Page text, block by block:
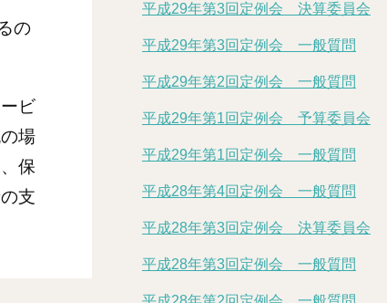
の
ビ
場
保
支
平成29年第3回定例会 決算委員会
平成29年第3回定例会 一般質問
平成29年第2回定例会 一般質問
平成29年第1回定例会 予算委員会
平成29年第1回定例会 一般質問
平成28年第4回定例会 一般質問
平成28年第3回定例会 決算委員会
平成28年第3回定例会 一般質問